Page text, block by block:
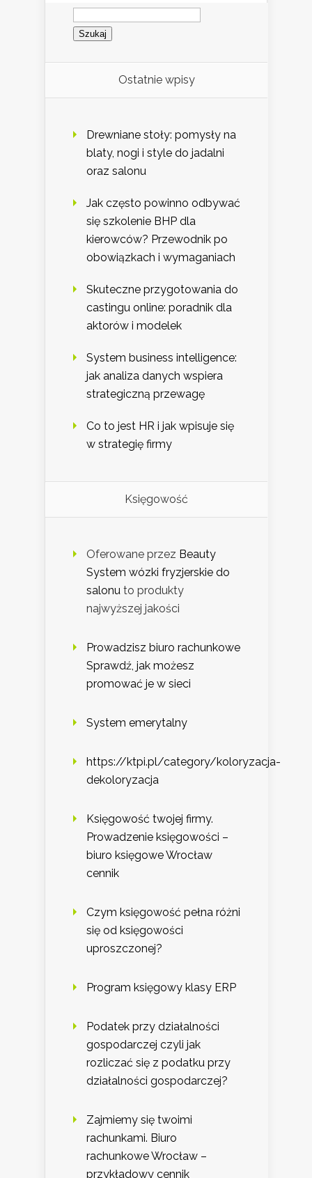
Szukaj:
Ostatnie wpisy
Drewniane stoły: pomysły na
blaty, nogi i style do jadalni
oraz salonu
Jak często powinno odbywać
się szkolenie BHP dla
kierowców? Przewodnik po
obowiązkach i wymaganiach
Skuteczne przygotowania do
castingu online: poradnik dla
aktorów i modelek
System business intelligence:
jak analiza danych wspiera
strategiczną przewagę
Co to jest HR i jak wpisuje się
w strategię firmy
Księgowość
Oferowane przez Beauty
System wózki fryzjerskie do
salonu to produkty
najwyższej jakości
Prowadzisz biuro rachunkowe
Sprawdź, jak możesz
promować je w sieci
System emerytalny
https://ktpi.pl/category/koloryzacja-
dekoloryzacja
Księgowość twojej firmy.
Prowadzenie księgowości –
biuro księgowe Wrocław
cennik
Czym księgowość pełna różni
się od księgowości
uproszczonej?
Program księgowy klasy ERP
Podatek przy działalności
gospodarczej czyli jak
rozliczać się z podatku przy
działalności gospodarczej?
Zajmiemy się twoimi
rachunkami. Biuro
rachunkowe Wrocław –
przykładowy cennik